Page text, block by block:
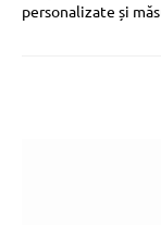
personalizate și